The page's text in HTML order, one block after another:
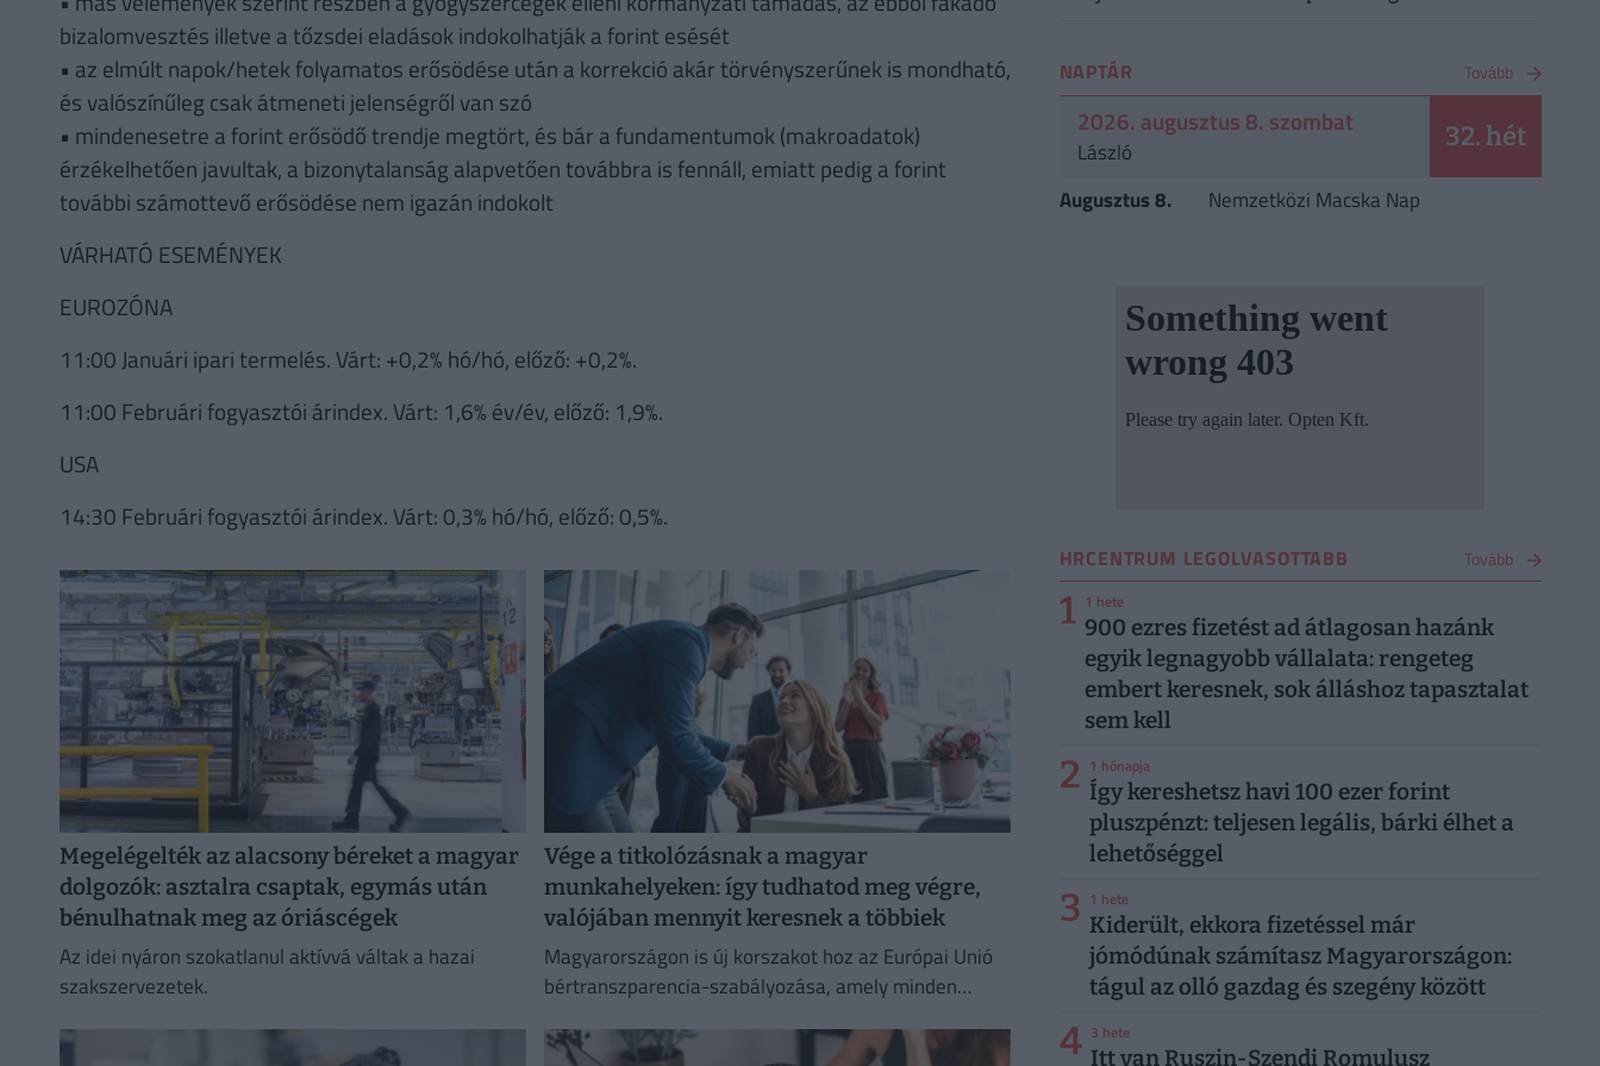
bizalomvesztés illetve a tőzsdei eladások indokolhatják a forint esését
• az elmúlt napok/hetek folyamatos erősödése után a korrekció akár törvényszerűnek is mondható,
és valószínűleg csak átmeneti jelenségről van szó
• mindenesetre a forint erősödő trendje megtört, és bár a fundamentumok (makroadatok)
érzékelhetően javultak, a bizonytalanság alapvetően továbbra is fennáll, emiatt pedig a forint
további számottevő erősödése nem igazán indokolt
VÁRHATÓ ESEMÉNYEK
EUROZÓNA
11:00 Januári ipari termelés. Várt: +0,2% hó/hó, előző: +0,2%.
11:00 Februári fogyasztói árindex. Várt: 1,6% év/év, előző: 1,9%.
USA
14:30 Februári fogyasztói árindex. Várt: 0,3% hó/hó, előző: 0,5%.
Megelégelték az alacsony béreket a magyar
dolgozók: asztalra csaptak, egymás után
bénulhatnak meg az óriáscégek
Az idei nyáron szokatlanul aktívvá váltak a hazai
szakszervezetek.
Vége a titkolózásnak a magyar
munkahelyeken: így tudhatod meg végre,
valójában mennyit keresnek a többiek
Magyarországon is új korszakot hoz az Európai Unió
bértranszparencia-szabályozása, amely minden
NAPTÁR Tovább
2026. augusztus 8. szombat
László 32. hét
Augusztus 8. Nemzetközi Macska Nap
HRCENTRUM LEGOLVASOTTABB Tovább
1 1 hete
900 ezres fizetést ad átlagosan hazánk
egyik legnagyobb vállalata: rengeteg
embert keresnek, sok álláshoz tapasztalat
sem kell
2 1 hónapja
Így kereshetsz havi 100 ezer forint
pluszpénzt: teljesen legális, bárki élhet a
lehetőséggel
3 1 hete
Kiderült, ekkora fizetéssel már
jómódúnak számítasz Magyarországon:
tágul az olló gazdag és szegény között
4 3 hete
Itt van Ruszin-Szendi Romulusz